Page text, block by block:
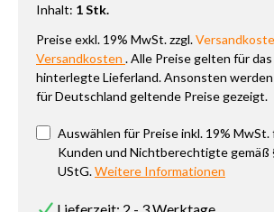
Inhalt: 1 Stk.
Preise exkl. 19% MwSt. zzgl.
Versandkosten . Alle Preise gelten für
hinterlegte Lieferland. Ansonsten
für Deutschland geltende Preise gezeigt.
Auswählen für Preise inkl. 19%
Kunden und Nichtberechtigte gemäß
UStG.Weitere Informationen